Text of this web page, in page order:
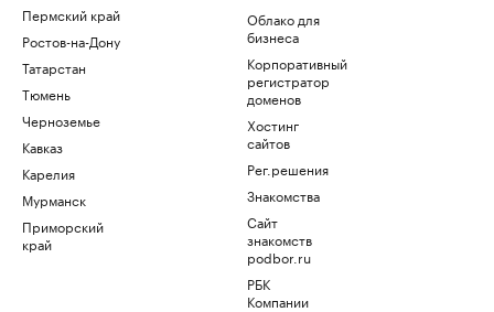
Пермский край
Ростов-на-Дону
Татарстан
Тюмень
Черноземье
Кавказ
Карелия
Мурманск
Приморский
край
Облако для
бизнеса
Корпоративный
регистратор
доменов
Хостинг
сайтов
Рег.решения
Знакомства
Сайт
знакомств
podbor.ru
РБК
Компании